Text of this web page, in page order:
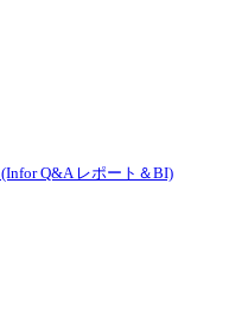
(Infor Q&A レポート＆BI)